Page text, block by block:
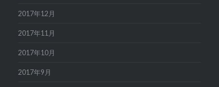
2017年12月
2017年11月
2017年10月
2017年9月